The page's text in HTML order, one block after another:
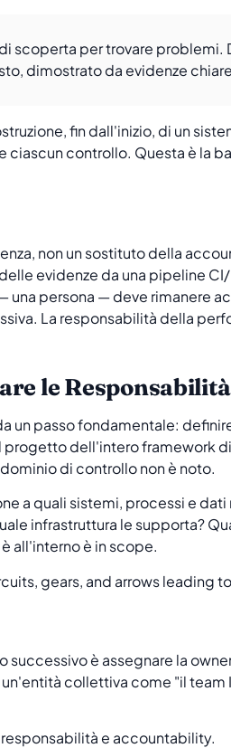
scoperta per trovare
dimostrato da evidenze
fin dall'inizio, di un
ciascun controllo. Questa è la
non un sostituto della
evidenze da una pipeline
una persona — deve rimanere
La responsabilità della
le Responsabilità
un passo fondamentale:
dell'intero framework
di controllo non è noto.
a quali sistemi, processi e
infrastruttura le supporta?
all'interno è in scope.
è assegnare la
collettiva come "il
e accountability.